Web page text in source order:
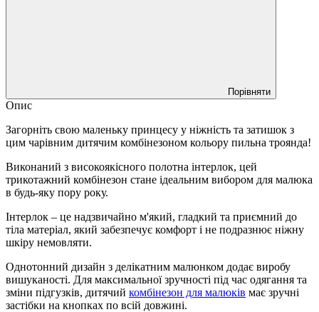
Порівняти
Опис
Загорніть свою маленьку принцесу у ніжність та затишок з
цим чарівним дитячим комбінезоном кольору пильна троянда!
Виконаний з високоякісного полотна інтерлок, цей
трикотажний комбінезон стане ідеальним вибором для малюка
в будь-яку пору року.
Інтерлок – це надзвичайно м'який, гладкий та приємний до
тіла матеріал, який забезпечує комфорт і не подразнює ніжну
шкіру немовляти.
Однотонний дизайн з делікатним малюнком додає виробу
вишуканості. Для максимальної зручності під час одягання та
зміни підгузків, дитячий комбінезон для малюків має зручні
застібки на кнопках по всій довжині.